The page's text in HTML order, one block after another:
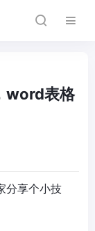
word表格
分享个小技